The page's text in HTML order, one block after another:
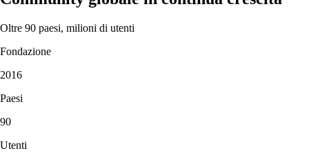
Oltre 90 paesi, milioni di utenti
Fondazione
2016
Paesi
90
Utenti